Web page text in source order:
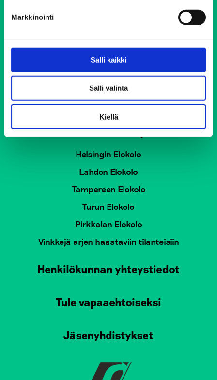
Markkinointi
Salli kaikki
Salli valinta
Kiellä
Puh. 0800 900 45
Elokolo-kohtaamispaikat
Helsingin Elokolo
Lahden Elokolo
Tampereen Elokolo
Turun Elokolo
Pirkkalan Elokolo
Vinkkejä arjen haastaviin tilanteisiin
Henkilökunnan yhteystiedot
Tule vapaaehtoiseksi
Jäsenyhdistykset